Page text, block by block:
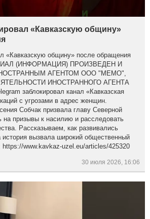
«Кавказскую общину»
«Кавказскую общину» после обращения
(ИНФОРМАЦИЯ) ПРОИЗВЕДЕН И
АГЕНТОМ ООО "МЕМО",
ИНОСТРАННОГО АГЕНТА
заблокировал канал «Кавказская
с угрозами в адрес женщин.
Собчак призвала главу Северной
на призывы к насилию и расследовать
Рассказываем, как развивались
история вызвала широкий общественный
https://www.kavkaz-uzel.eu/articles/425320
30 июля 2026, 16:06